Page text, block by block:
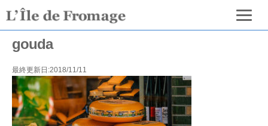
gouda
最終更新日:2018/11/11